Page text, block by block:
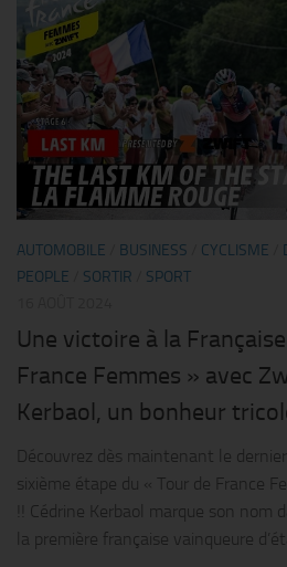
AUTOMOBILE BUSINESS CYCLISME
PEOPLE
SORTIR
SPORT
Une victoire à la
France Femmes » avec
Kerbaol, un bonheur
Découvrez dès maintenant le
sixième étape du « Tour de France
!! Cédrine Kerbaol marque son nom
la première française vainqueure